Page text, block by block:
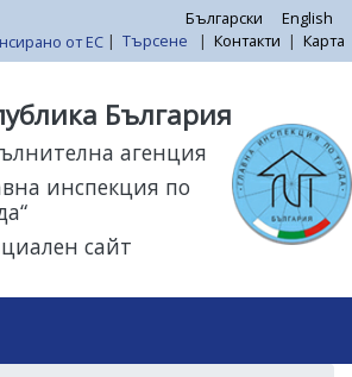
към
съдържание
Български
English
| Търсене | Контакти | Карта
България
агенция
инспекция по
сайт